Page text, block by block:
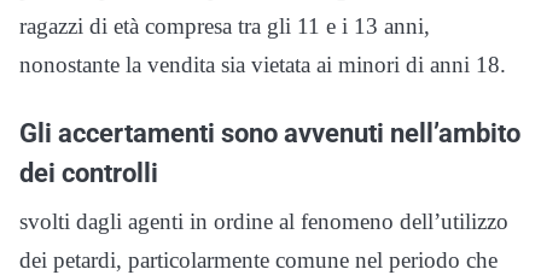
ragazzi di età compresa tra gli 11 e i 13 anni,
nonostante la vendita sia vietata ai minori di anni 18.
Gli accertamenti sono avvenuti nell’ambito
dei controlli
svolti dagli agenti in ordine al fenomeno dell’utilizzo
dei petardi, particolarmente comune nel periodo che